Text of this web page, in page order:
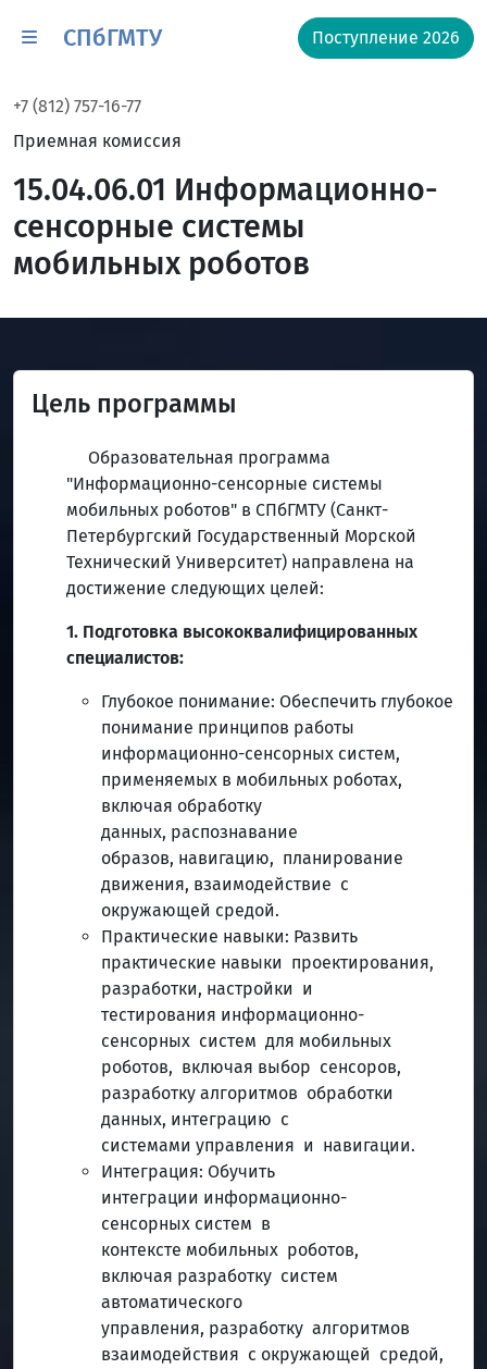
СПбГМТУ Поступление 2026
+7 (812) 757-16-77
Приемная комиссия
15.04.06.01 Информационно-
сенсорные системы
мобильных роботов
Цель программы
Образовательная программа
"Информационно-сенсорные системы
мобильных роботов" в СПбГМТУ (Санкт-
Петербургский Государственный Морской
Технический Университет) направлена на
достижение следующих целей:
1. Подготовка высококвалифицированных
специалистов:
Глубокое понимание: Обеспечить глубокое
понимание принципов работы
информационно-сенсорных систем,
применяемых в мобильных роботах,
включая обработку
данных, распознавание
образов, навигацию, планирование
движения, взаимодействие с
окружающей средой.
Практические навыки: Развить
практические навыки проектирования,
разработки, настройки и
тестирования информационно-
сенсорных систем для мобильных
роботов, включая выбор сенсоров,
разработку алгоритмов обработки
данных, интеграцию с
системами управления и навигации.
Интеграция: Обучить
интеграции информационно-
сенсорных систем в
контексте мобильных роботов,
включая разработку систем
автоматического
управления, разработку алгоритмов
взаимодействия с окружающей средой,